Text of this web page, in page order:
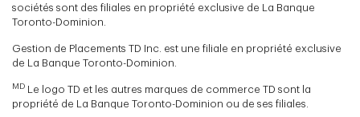
sociétés sont des filiales en propriété exclusive de La Banque
Toronto-Dominion.
Gestion de Placements TD Inc. est une filiale en propriété exclusive
de La Banque Toronto-Dominion.
MD Le logo TD et les autres marques de commerce TD sont la
propriété de La Banque Toronto-Dominion ou de ses filiales.